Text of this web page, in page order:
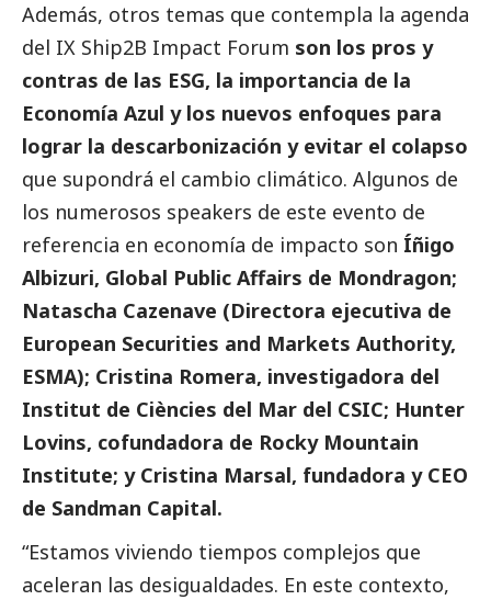
Además, otros temas que contempla la agenda
del IX Ship2B Impact Forum son los pros y
contras de las ESG, la importancia de la
Economía Azul y los nuevos enfoques para
lograr la descarbonización y evitar el colapso
que supondrá el cambio climático. Algunos de
los numerosos speakers de este evento de
referencia en economía de impacto son Íñigo
Albizuri, Global Public Affairs de Mondragon;
Natascha Cazenave (Directora ejecutiva de
European Securities and Markets Authority,
ESMA); Cristina Romera, investigadora del
Institut de Ciències del Mar del CSIC; Hunter
Lovins, cofundadora de Rocky Mountain
Institute; y Cristina Marsal, fundadora y CEO
de Sandman Capital.
“Estamos viviendo tiempos complejos que
aceleran las desigualdades. En este contexto,